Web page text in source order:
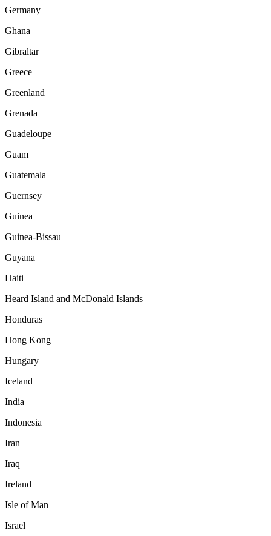
Germany
Ghana
Gibraltar
Greece
Greenland
Grenada
Guadeloupe
Guam
Guatemala
Guernsey
Guinea
Guinea-Bissau
Guyana
Haiti
Heard Island and McDonald Islands
Honduras
Hong Kong
Hungary
Iceland
India
Indonesia
Iran
Iraq
Ireland
Isle of Man
Israel